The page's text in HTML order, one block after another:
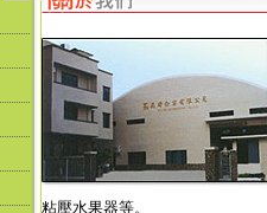
粘壓水果器等。